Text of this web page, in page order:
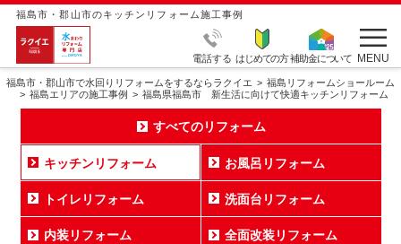
福島市・郡山市のキッチンリフォーム施工事例
電話する はじめての方補助金について MENU
福島市・郡山市で水回りリフォームをするならラクイエ
福島リフォームショールーム
福島エリアの施工事例
福島県福島市 新生活に向けて快適キッチンリフォーム
すべてのリフォーム
キッチンリフォーム お風呂リフォーム
トイレリフォーム 洗面台リフォーム
内装リフォーム 全面改装リフォーム